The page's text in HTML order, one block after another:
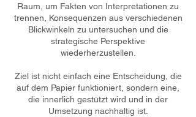
Raum, um Fakten von Interpretationen zu
trennen, Konsequenzen aus verschiedenen
Blickwinkeln zu untersuchen und die
strategische Perspektive
wiederherzustellen.
Ziel ist nicht einfach eine Entscheidung, die
auf dem Papier funktioniert, sondern eine,
die innerlich gestützt wird und in der
Umsetzung nachhaltig ist.